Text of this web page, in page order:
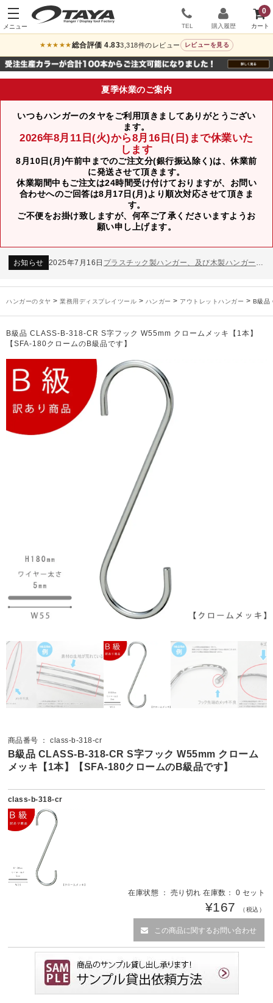
0
TEL 購入履歴
★★★★★総合評価 4.833,318件のレビュー レビューを見る
夏季休業のご案内
いつもハンガーのタヤをご利用頂きましてありがとうござい
ます。
2026年8月11日(火)から8月16日(日)まで休業いた
します
8月10日(月)午前中までのご注文分(銀行振込除く)は、休業前
に発送させて頂きます。
休業期間中もご注文は24時間受け付けておりますが、お問い
合わせへのご回答は8月17日(月)より順次対応させて頂きま
す。
ご不便をお掛け致しますが、何卒ご了承くださいますようお
願い申し上げます。
お知らせ 2024年12月12日年末年始休業のお知らせ
2026年3月7日
お知らせ 2025年7月16日
プラスチック製ハンガー、及び木製ハンガーKシリーズ 価格改定のお知らせ
お知らせ
2025年3月14日 木製ハンガーNシリーズ価格改定のお知らせ
お知らせ 2025年3月14日木製ハンガーNシリーズ価格改定のお知らせ
未分類 2024年12月19日
お知らせ 2024年12月12日年末年始休業のお知らせ
ハンガーのタヤ > 業務用ディスプレイツール > ハンガー > アウトレットハンガー > B級品
B級品 CLASS-B-318-CR S字フック W55mm クロームメッキ【1本】
【SFA-180クロームのB級品です】
商品番号 ： class-b-318-cr
B級品 CLASS-B-318-CR S字フック W55mm クローム
メッキ【1本】【SFA-180クロームのB級品です】
class-b-318-cr
在庫状態 ： 売り切れ 在庫数： 0 セット
¥167 （税込）
この商品に関するお問い合わせ